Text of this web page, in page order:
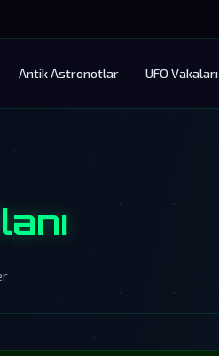
Antik Astronotlar UFO Vakaları